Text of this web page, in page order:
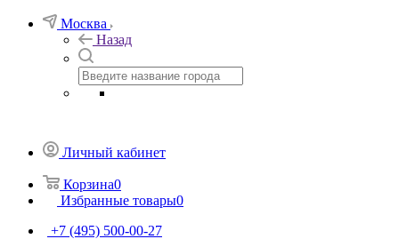
Москва
Назад
Личный кабинет
Корзина0
Избранные товары0
+7 (495) 500-00-27